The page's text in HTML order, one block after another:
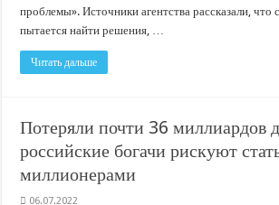
проблемы». Источники агентства рассказали, что
пытается найти решения, …
Читать дальше
Потеряли почти 36 миллиардов
российские богачи рискуют
миллионерами
06.07.2022